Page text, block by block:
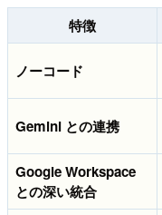
特徴
ノーコード
Gemini との連携
Google Workspace
との深い統合